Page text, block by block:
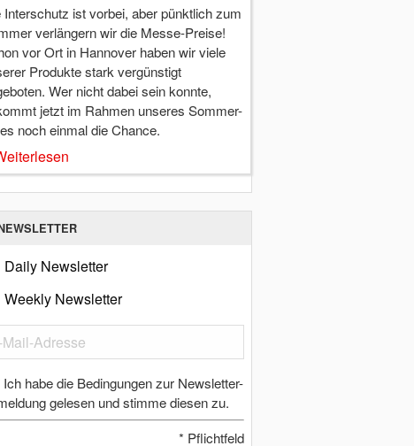
Interschutz ist vorbei, aber pünktlich zum
verlängern wir die Messe-Preise!
vor Ort in Hannover haben wir viele
Produkte stark vergünstigt
Wer nicht dabei sein konnte,
jetzt im Rahmen unseres Sommer-
noch einmal die Chance.
Daily Newsletter
Weekly Newsletter
Ich habe die Bedingungen zur Newsletter-
gelesen und stimme diesen zu.
* Pflichtfeld